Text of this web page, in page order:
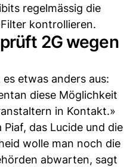
regelmässig die
kontrollieren.
2G wegen
etwas anders aus:
diese Möglichkeit
in Kontakt.»
Piaf, das Lucide und die
wolle man noch die
abwarten, sagt